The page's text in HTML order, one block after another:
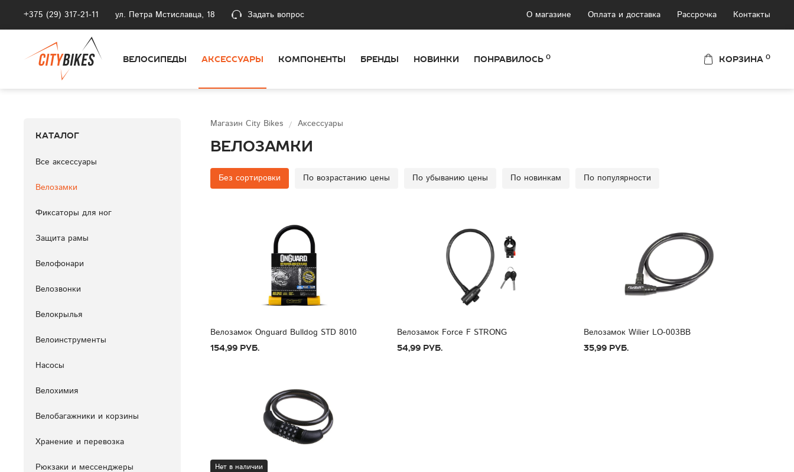
+375 (29) 317-21-11 ул. Петра Мстиславца, 18 Задать вопрос О магазине Оплата и доставка Рассрочка Контакты
ВЕЛОСИПЕДЫ АКСЕССУАРЫ КОМПОНЕНТЫ БРЕНДЫ НОВИНКИ ПОНРАВИЛОСЬ 0 КОРЗИНА 0
Каталог
Все аксессуары
Велозамки
Фиксаторы для ног
Защита рамы
Велофонари
Велозвонки
Велокрылья
Велоинструменты
Насосы
Велохимия
Велобагажники и корзины
Хранение и перевозка
Рюкзаки и мессенджеры
Магазин City Bikes Аксессуары
Велозамки
Без сортировки По возрастанию цены По убыванию цены По новинкам По популярности
Велозамок Onguard Bulldog STD 8010
154,99 руб.
Велозамок Force F STRONG
54,99 руб.
Велозамок Wilier LO-003BB
35,99 руб.
Нет в наличии